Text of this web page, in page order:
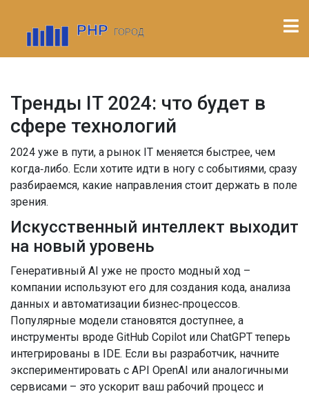
Тренды IT 2024: что будет в
сфере технологий
2024 уже в пути, а рынок IT меняется быстрее, чем
когда‑либо. Если хотите идти в ногу с событиями, сразу
разбираемся, какие направления стоит держать в поле
зрения.
Искусственный интеллект выходит
на новый уровень
Генеративный AI уже не просто модный ход –
компании используют его для создания кода, анализа
данных и автоматизации бизнес‑процессов.
Популярные модели становятся доступнее, а
инструменты вроде GitHub Copilot или ChatGPT теперь
интегрированы в IDE. Если вы разработчик, начните
экспериментировать с API OpenAI или аналогичными
сервисами – это ускорит ваш рабочий процесс и